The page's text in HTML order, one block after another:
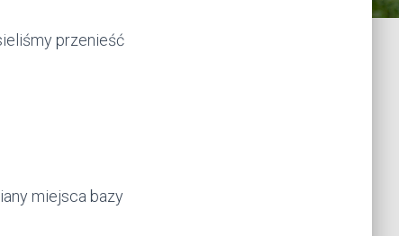
przenieść
miejsca bazy